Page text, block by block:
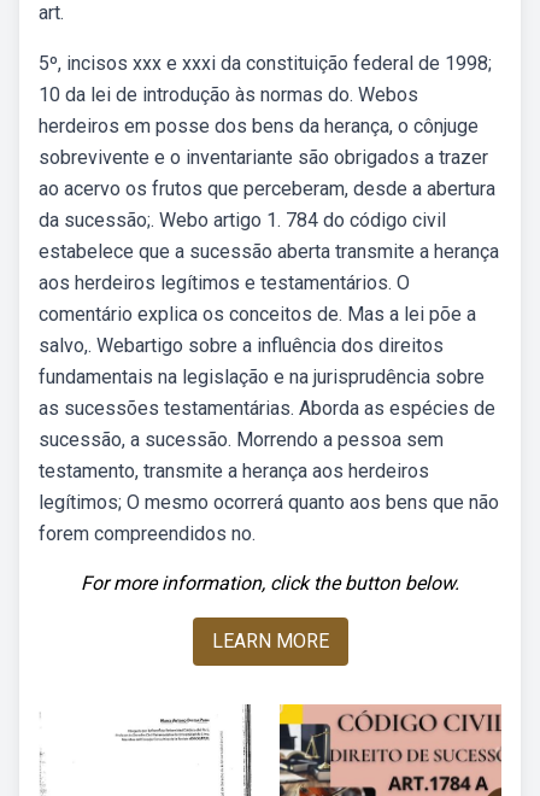
art.
5º, incisos xxx e xxxi da constituição federal de 1998;
10 da lei de introdução às normas do. Webos
herdeiros em posse dos bens da herança, o cônjuge
sobrevivente e o inventariante são obrigados a trazer
ao acervo os frutos que perceberam, desde a abertura
da sucessão;. Webo artigo 1. 784 do código civil
estabelece que a sucessão aberta transmite a herança
aos herdeiros legítimos e testamentários. O
comentário explica os conceitos de. Mas a lei põe a
salvo,. Webartigo sobre a influência dos direitos
fundamentais na legislação e na jurisprudência sobre
as sucessões testamentárias. Aborda as espécies de
sucessão, a sucessão. Morrendo a pessoa sem
testamento, transmite a herança aos herdeiros
legítimos; O mesmo ocorrerá quanto aos bens que não
forem compreendidos no.
For more information, click the button below.
LEARN MORE